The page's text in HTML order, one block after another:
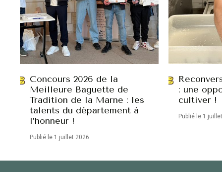
Concours 2026 de la
Meilleure Baguette de
Tradition de la Marne : les
talents du département à
l’honneur !
Publié le 1 juillet 2026
: une
cultiver !
Publié le 1